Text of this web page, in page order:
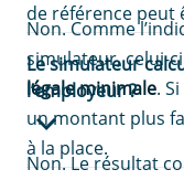
de référence peut
Non. Comme
simulateur, celui-
légale minimale.
un montant plus
à la place.
Le simulateur
l’employeur ?
Non. Le résultat